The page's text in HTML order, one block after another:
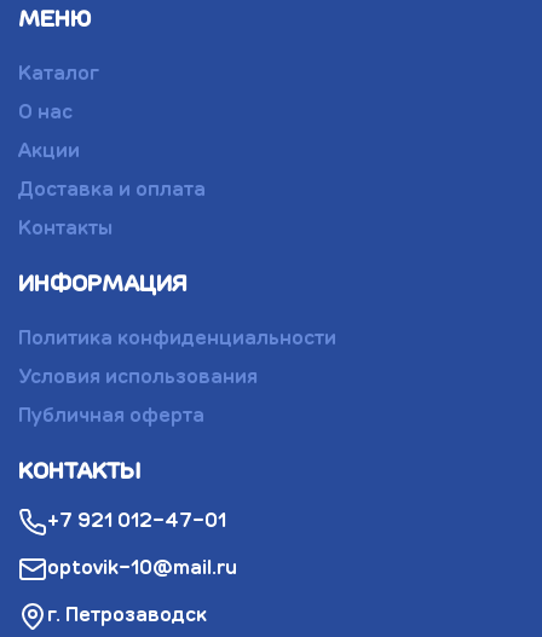
МЕНЮ
Каталог
О нас
Акции
Доставка и оплата
Контакты
ИНФОРМАЦИЯ
Политика конфиденциальности
Условия использования
Публичная оферта
КОНТАКТЫ
+7 921 012-47-01
optovik-10@mail.ru
г. Петрозаводск